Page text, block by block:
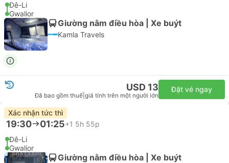
Đê-Li
Gwalior
Giường nằm điều hòa | Xe buýt
Kamla Travels
USD 13
Đã bao gồm thuế giá tính trên một người lớn
Đặt vé ngay
Xác nhận tức thì
19:30 01:25+1 5h 55p
Đê-Li
Gwalior
Giường nằm điều hòa | Xe buýt